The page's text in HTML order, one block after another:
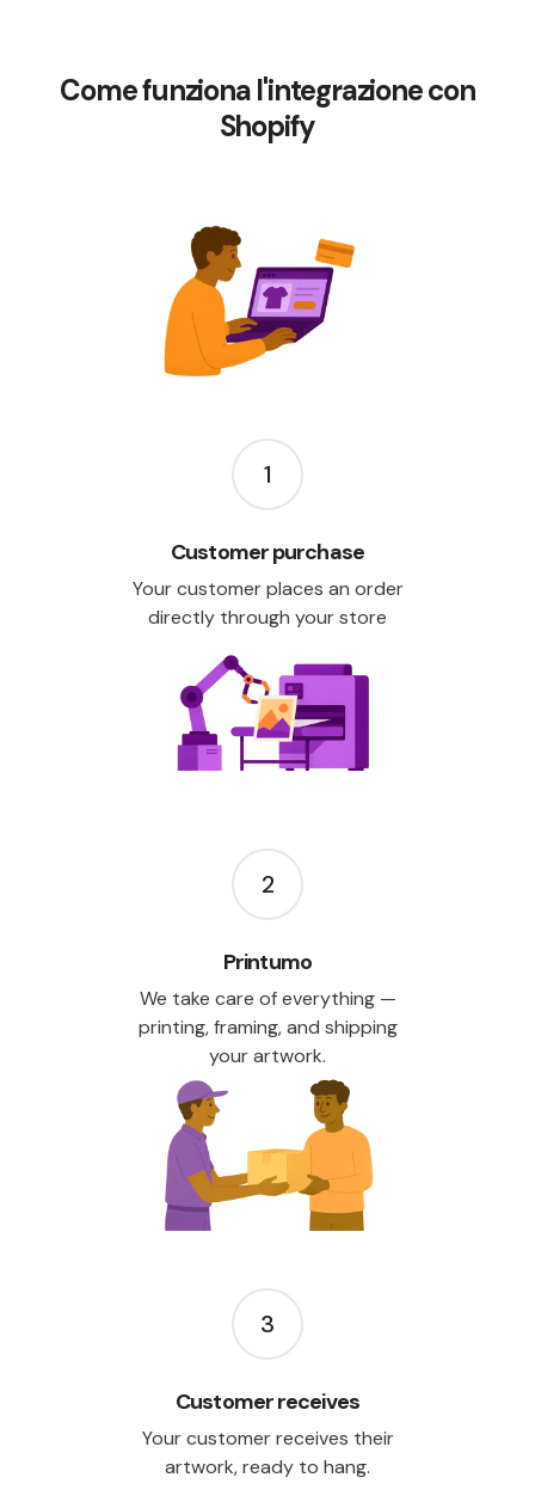
Come funziona l'integrazione con
Shopify
1
Customer purchase
Your customer places an order
directly through your store
2
Printumo
We take care of everything —
printing, framing, and shipping
your artwork.
3
Customer receives
Your customer receives their
artwork, ready to hang.